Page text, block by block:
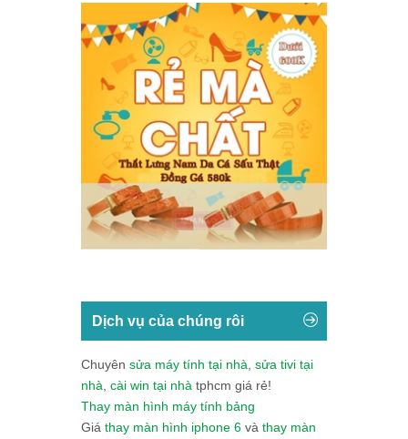
Dịch vụ của chúng rôi
Chuyên sửa máy tính tại nhà sửa tivi tại
nhà cài win tại nhà tphcm giá rẻ!
Thay màn hình máy tính bảng
Giá thay màn hình iphone 6 và thay màn